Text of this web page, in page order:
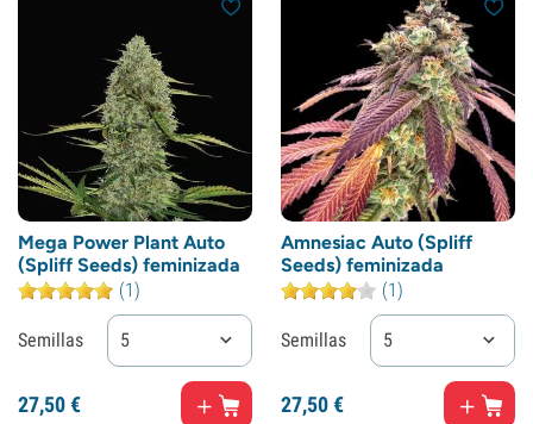
Mega Power Plant Auto
(Spliff Seeds) feminizada
(1)
Semillas 5
27,50€
Amnesiac Auto (Spliff
Seeds) feminizada
(1)
Semillas 5
27,50€